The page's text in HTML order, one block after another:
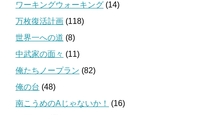
ワーキングウォーキング (14)
万枚復活計画 (118)
世界一への道 (8)
中武家の面々 (11)
俺たちノープラン (82)
俺の台 (48)
南こうめのAじゃないか！
(16)